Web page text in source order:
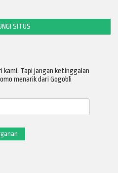
SITUS
kami. Tapi jangan ketinggalan
menarik dari Gogobli